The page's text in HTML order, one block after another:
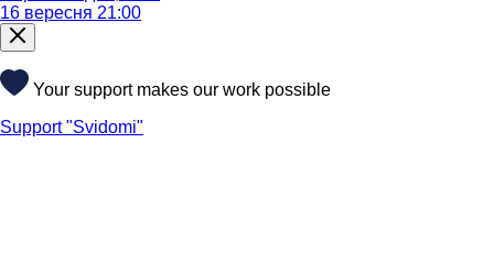
16 вересня 21:00
Your support makes our work possible
Support "Svidomi"